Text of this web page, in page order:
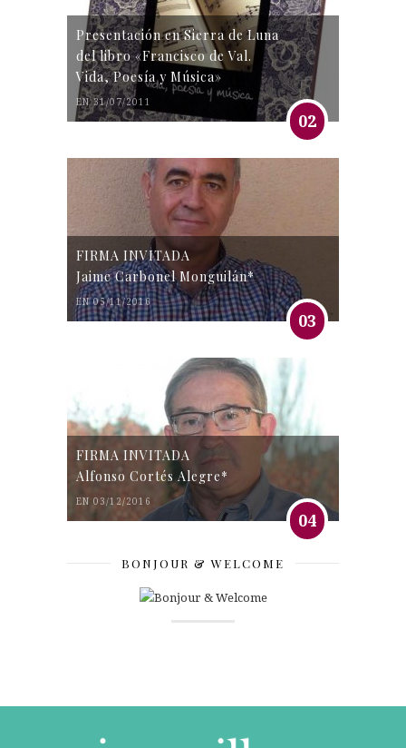
Presentación en Sierra de Luna
del libro «Francisco de Val.
Vida, Poesía y Música»
EN 31/07/2011
02
FIRMA INVITADA
Jaime Carbonel Monguilán*
EN 05/11/2016
03
FIRMA INVITADA
Alfonso Cortés Alegre*
EN 03/12/2016
04
BONJOUR & WELCOME